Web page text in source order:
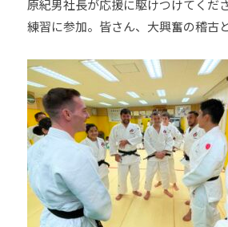
原紀男社長が応援に駆けつけてくだ
練習に参加。皆さん、大興奮の稽古